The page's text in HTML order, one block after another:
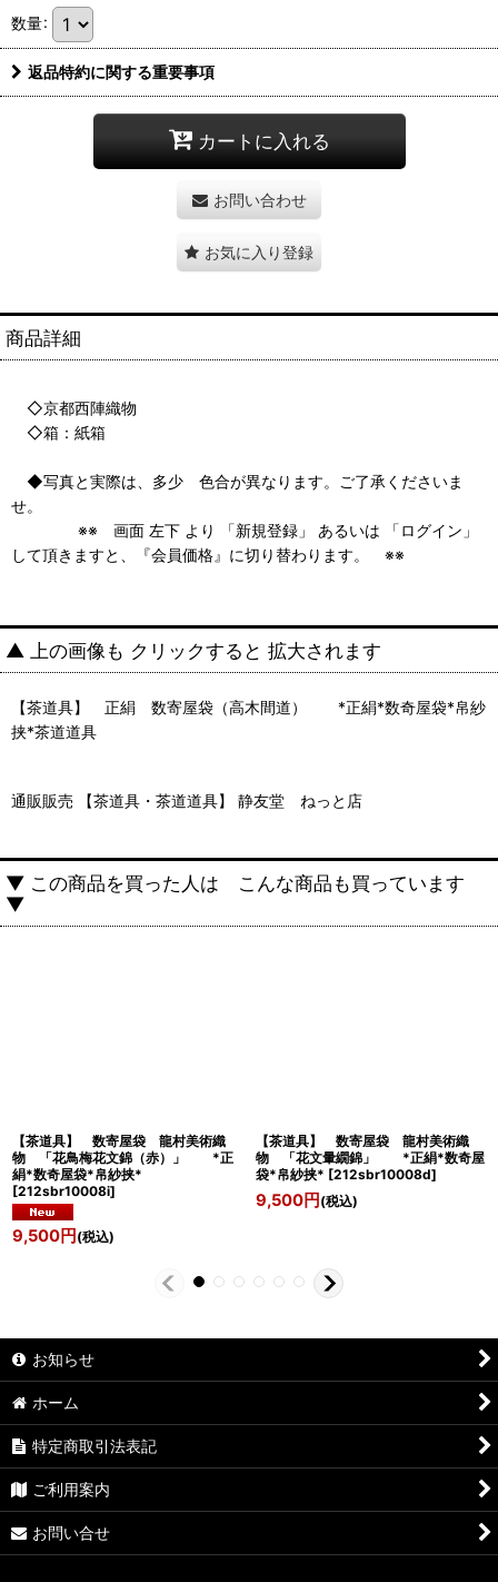
数量:
返品特約に関する重要事項
カートに入れる
お問い合わせ
お気に入り登録
商品詳細
◇京都西陣織物
◇箱：紙箱
◆写真と実際は、多少 色合が異なります。ご了承くださいま
せ。
※※ 画面 左下 より 「新規登録」 あるいは 「ログイン」
して頂きますと、『会員価格』に切り替わります。 ※※
▲ 上の画像も クリックすると 拡大されます
【茶道具】 正絹 数寄屋袋（高木間道） *正絹*数奇屋袋*帛紗
挟*茶道道具
通販販売 【茶道具・茶道道具】 静友堂 ねっと店
▼ この商品を買った人は こんな商品も買っています
▼
【茶道具】 数寄屋袋 龍村美術織
物 「花鳥梅花文錦（赤）」 *正
絹*数奇屋袋*帛紗挟*
[212sbr10008i]
9,500円 (税込)
【茶道具】 数寄屋袋 龍村美術織
物 「花文暈繝錦」 *正絹*数奇屋
袋*帛紗挟* [212sbr10008d]
9,500円 (税込)
お知らせ
ホーム
特定商取引法表記
ご利用案内
お問い合せ